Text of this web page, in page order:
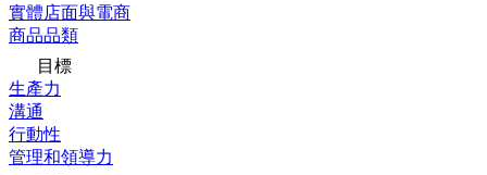
實體店面與電商
商品品類
目標
生產力
溝通
行動性
管理和領導力